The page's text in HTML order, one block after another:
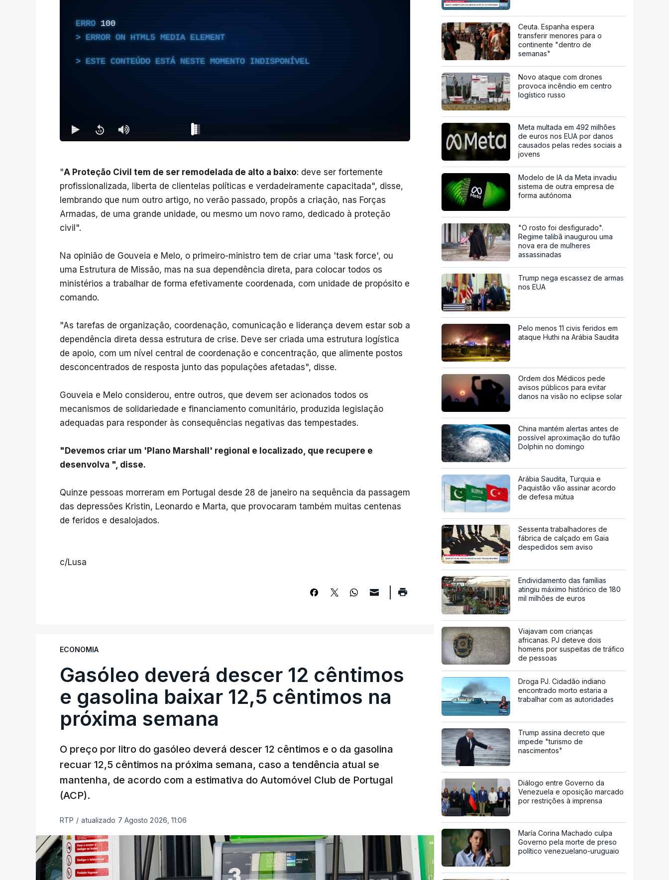
ERRO 100
ERROR ON HTML5 MEDIA ELEMENT
ESTE CONTEÚDO ESTÁ NESTE MOMENTO INDISPONÍVEL
"A Proteção Civil tem de ser remodelada de alto a baixo: deve ser fortemente
profissionalizada, liberta de clientelas políticas e verdadeiramente capacitada", disse,
lembrando que num outro artigo, no verão passado, propôs a criação, nas Forças
Armadas, de uma grande unidade, ou mesmo um novo ramo, dedicado à proteção
civil".
Na opinião de Gouveia e Melo, o primeiro-ministro tem de criar uma 'task force', ou
uma Estrutura de Missão, mas na sua dependência direta, para colocar todos os
ministérios a trabalhar de forma efetivamente coordenada, com unidade de propósito e
comando.
"As tarefas de organização, coordenação, comunicação e liderança devem estar sob a
dependência direta dessa estrutura de crise. Deve ser criada uma estrutura logística
de apoio, com um nível central de coordenação e concentração, que alimente postos
desconcentrados de resposta junto das populações afetadas", disse.
Gouveia e Melo considerou, entre outros, que devem ser acionados todos os
mecanismos de solidariedade e financiamento comunitário, produzida legislação
adequadas para responder às consequências negativas das tempestades.
"Devemos criar um 'Plano Marshall' regional e localizado, que recupere e
desenvolva ", disse.
Quinze pessoas morreram em Portugal desde 28 de janeiro na sequência da passagem
das depressões Kristin, Leonardo e Marta, que provocaram também muitas centenas
de feridos e desalojados.
c/Lusa
ECONOMIA
Gasóleo deverá descer 12 cêntimos
e gasolina baixar 12,5 cêntimos na
próxima semana
O preço por litro do gasóleo deverá descer 12 cêntimos e o da gasolina
recuar 12,5 cêntimos na próxima semana, caso a tendência atual se
mantenha, de acordo com a estimativa do Automóvel Club de Portugal
(ACP).
RTP / atualizado 7 Agosto 2026, 11:06
Ceuta. Espanha espera
transferir menores para o
continente "dentro de
semanas"
Novo ataque com drones
provoca incêndio em centro
logístico russo
Meta multada em 492 milhões
de euros nos EUA por danos
causados pelas redes sociais a
jovens
Modelo de IA da Meta invadiu
sistema de outra empresa de
forma autónoma
"O rosto foi desfigurado".
Regime talibã inaugurou uma
nova era de mulheres
assassinadas
Trump nega escassez de armas
nos EUA
Pelo menos 11 civis feridos em
ataque Huthi na Arábia Saudita
Ordem dos Médicos pede
avisos públicos para evitar
danos na visão no eclipse solar
China mantém alertas antes de
possível aproximação do tufão
Dolphin no domingo
Arábia Saudita, Turquia e
Paquistão vão assinar acordo
de defesa mútua
Sessenta trabalhadores de
fábrica de calçado em Gaia
despedidos sem aviso
Endividamento das famílias
atingiu máximo histórico de 180
mil milhões de euros
Viajavam com crianças
africanas. PJ deteve dois
homens por suspeitas de tráfico
de pessoas
Droga PJ. Cidadão indiano
encontrado morto estaria a
trabalhar com as autoridades
Trump assina decreto que
impede "turismo de
nascimentos"
Diálogo entre Governo da
Venezuela e oposição marcado
por restrições à imprensa
María Corina Machado culpa
Governo pela morte de preso
político venezuelano-uruguaio